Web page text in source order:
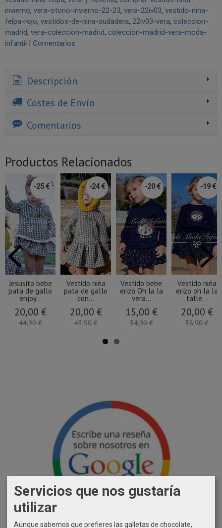
invierno vera-otono-invierno-22-23 vera-22iv03 vestido-nina-
felpa-rojo vestidos-de-nina-sudadera 22iv03-vera coleccion-
madrid vera-coleccion-madrid coleccion-madrid-vera-moda-
infantil | Comentarios
Descripción
Costes de Envío
Comentarios
Productos Relacionados
-25 €
Jesusito bebe
pata de gallo
enjoy...
20,00 €
44,90 €
-24 €
Vestido niña
pata de gallo
con...
20,00 €
43,90 €
-20 €
Vestido bebe
erizo Oh la la
vera...
15,00 €
34,90 €
-19 €
Vestido niña
erizo oh la la
talle...
20,00 €
38,90 €
Servicios que nos gustaría
utilizar
Aunque sabemos que prefieres las galletas de chocolate,